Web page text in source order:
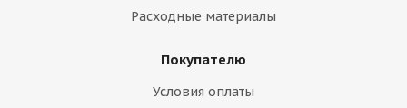
Расходные материалы
Покупателю
Условия оплаты